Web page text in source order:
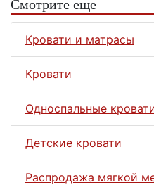
Кровати и матрасы
Кровати
Односпальные
Детские кровати
Распродажа мягкой